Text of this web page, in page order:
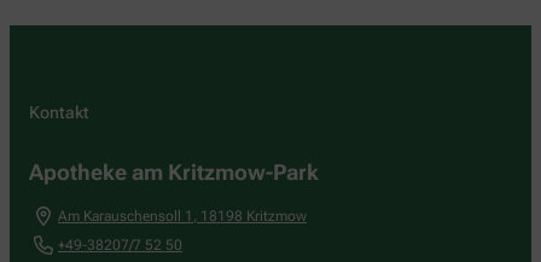
Kontakt
Apotheke am Kritzmow-Park
Am Karauschensoll 1 , 18198 Kritzmow
+49-38207/7 52 50